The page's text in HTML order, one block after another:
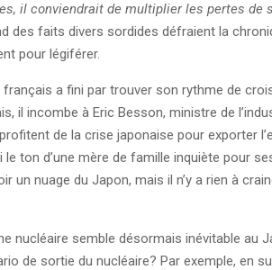
il conviendrait de multiplier les pertes de
des faits divers sordides défraient la
pour légiférer.
a fini par trouver son rythme de
il incombe à Eric Besson, ministre de
de la crise japonaise pour exporter
ton d’une mère de famille inquiète pour
un nuage du Japon, mais il n’y a rien à
nucléaire semble désormais inévitable au
de sortie du nucléaire? Par exemple, en